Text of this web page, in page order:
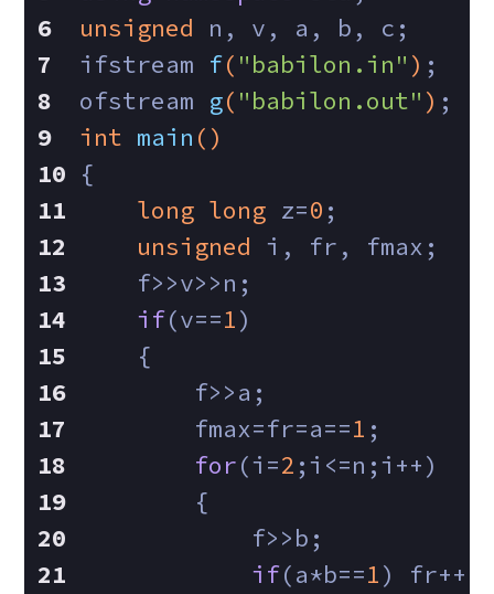
unsigned n, v, a, b, c;
ifstream f( "babilon.in" ) ;
ofstream g( "babilon.out" ) ;
int main ()
{
long long z=0 ;
unsigned i, fr, fmax;
    f>>v>>n;
if(v==1)
    {
        f>>a;
        fmax=fr=a==
1 ;
for(i=2 ;i<=n;i++)
        {
            f>>b;
if(a*b==1) fr++;